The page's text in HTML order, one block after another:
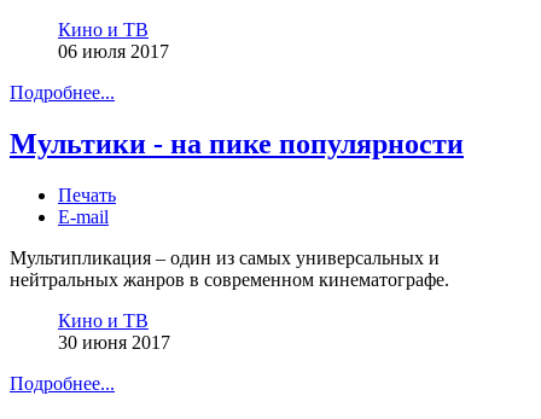
Кино и ТВ
06 июля 2017
Подробнее...
Мультики - на пике популярности
Печать
E-mail
Мультипликация – один из самых универсальных и
нейтральных жанров в современном кинематографе.
Кино и ТВ
30 июня 2017
Подробнее...